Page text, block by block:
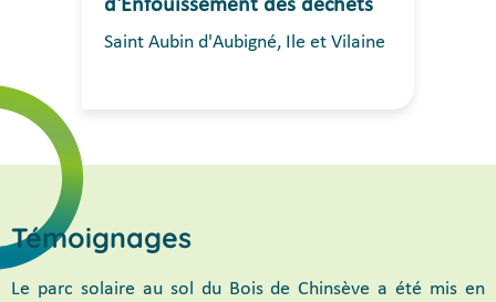
d'Enfouissement des déchets
Saint Aubin d'Aubigné, Ile et Vilaine
Témoignages
Le parc solaire au sol du Bois de Chinsève a été mis en